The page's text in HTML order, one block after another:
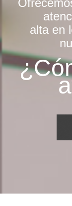
alta en